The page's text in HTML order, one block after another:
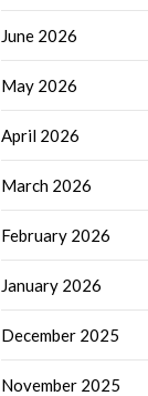
June 2026
May 2026
April 2026
March 2026
February 2026
January 2026
December 2025
November 2025